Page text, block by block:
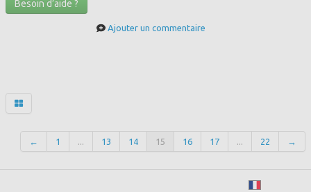
Besoin d’aide ?
Ajouter un commentaire
← 1 ... 13 14 15 16 17 ... 22 →